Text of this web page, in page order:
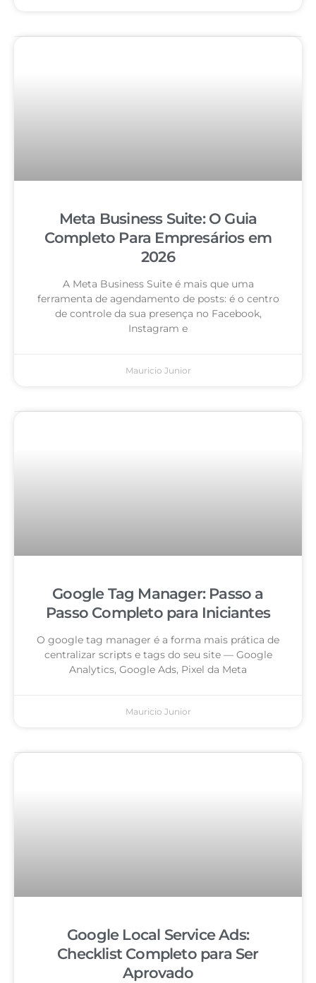
Meta Business Suite: O Guia
Completo Para Empresários em
2026
A Meta Business Suite é mais que uma
ferramenta de agendamento de posts: é o centro
de controle da sua presença no Facebook,
Instagram e
Mauricio Junior
Google Tag Manager: Passo a
Passo Completo para Iniciantes
O google tag manager é a forma mais prática de
centralizar scripts e tags do seu site — Google
Analytics, Google Ads, Pixel da Meta
Mauricio Junior
Google Local Service Ads:
Checklist Completo para Ser
Aprovado